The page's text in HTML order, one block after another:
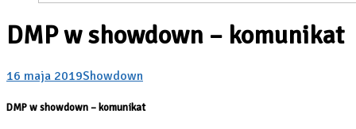
DMP w showdown – komunikat
16 maja 2019Showdown
DMP w showdown – komunikat